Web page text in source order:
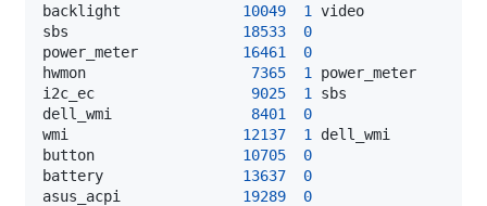
backlight 10049 1
sbs 18533
0
power_meter 16461
0
hwmon 7365 1
i2c_ec 9025 1
dell_wmi 8401
0
wmi 12137 1
button 10705
0
battery 13637
0
asus_acpi 19289
0